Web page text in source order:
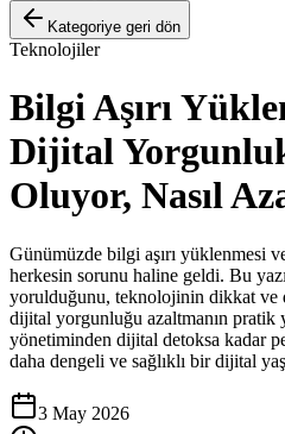
Kategoriye geri dön
Teknolojiler
Bilgi Aşırı
Dijital
Oluyor, Nasıl
Günümüzde bilgi aşırı yüklenmesi
herkesin sorunu haline geldi. Bu
yorulduğunu, teknolojinin dikkat ve
dijital yorgunluğu azaltmanın pratik
yönetiminden dijital detoksa kadar
daha dengeli ve sağlıklı bir dijital
3 May 2026